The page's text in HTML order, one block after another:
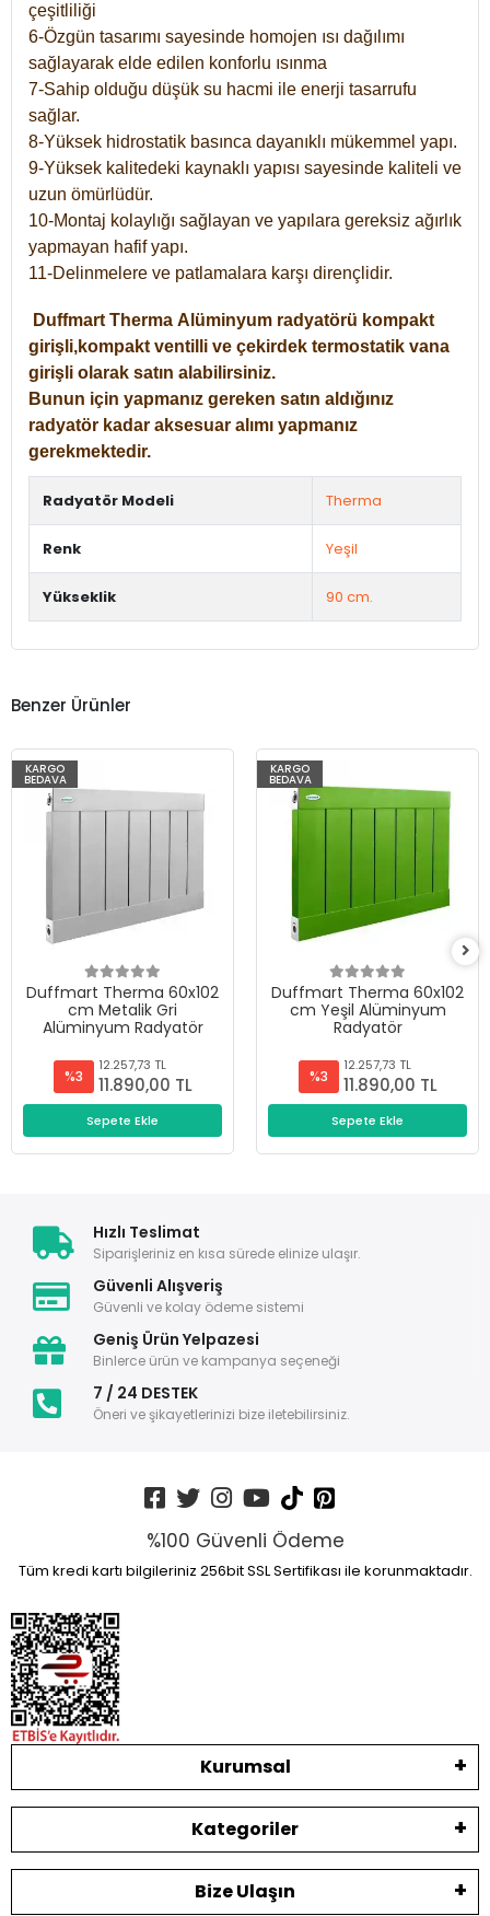
çeşitliliği
6-Özgün tasarımı sayesinde homojen ısı dağılımı
sağlayarak elde edilen konforlu ısınma
7-Sahip olduğu düşük su hacmi ile enerji tasarrufu
sağlar.
8-Yüksek hidrostatik basınca dayanıklı mükemmel yapı.
9-Yüksek kalitedeki kaynaklı yapısı sayesinde kaliteli ve
uzun ömürlüdür.
10-Montaj kolaylığı sağlayan ve yapılara gereksiz ağırlık
yapmayan hafif yapı.
11-Delinmelere ve patlamalara karşı dirençlidir.
Duffmart Therma Alüminyum radyatörü kompakt
girişli,kompakt ventilli ve çekirdek termostatik vana
girişli olarak satın alabilirsiniz.
Bunun için yapmanız gereken satın aldığınız
radyatör kadar aksesuar alımı yapmanız
gerekmektedir.
Radyatör Modeli Therma
Renk Yeşil
Yükseklik 90 cm.
Benzer Ürünler
KARGO
BEDAVA
Duffmart Therma 60x102
cm Metalik Gri
Alüminyum Radyatör
%3
12.257,73 TL
11.890,00 TL
Sepete Ekle
KARGO
BEDAVA
Duffmart Therma 60x102
cm Yeşil Alüminyum
Radyatör
%3
12.257,73 TL
11.890,00 TL
Sepete Ekle
Hızlı Teslimat
Siparişleriniz en kısa sürede elinize ulaşır.
Güvenli Alışveriş
Güvenli ve kolay ödeme sistemi
Geniş Ürün Yelpazesi
Binlerce ürün ve kampanya seçeneği
7 / 24 DESTEK
Öneri ve şikayetlerinizi bize iletebilirsiniz.
%100 Güvenli Ödeme
Tüm kredi kartı bilgileriniz 256bit SSL Sertifikası ile korunmaktadır.
Kurumsal
Kategoriler
Bize Ulaşın